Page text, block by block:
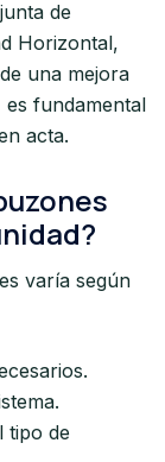
de
Horizontal,
una mejora
es fundamental
acta.
varía según
tipo de